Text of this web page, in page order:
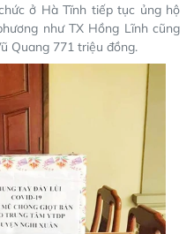
ở Hà Tĩnh tiếp tục ủng hộ
như TX Hồng Lĩnh cũng
Quang 771 triệu đồng.